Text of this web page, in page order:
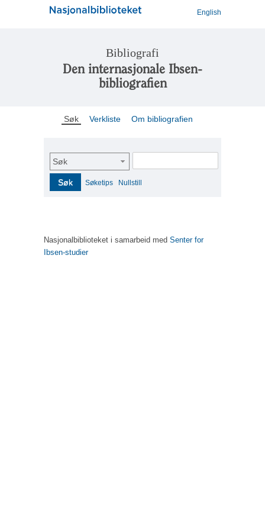
English
Bibliografi
Den internasjonale Ibsen-
bibliografien
Søk Verkliste Om bibliografien
Søk
Søk Søketips Nullstill
Nasjonalbiblioteket i samarbeid med Senter for
Ibsen-studier